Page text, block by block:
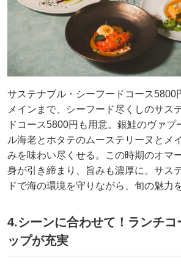
サステナブル・シーフードコース5800
メインまで、シーフード尽くしのサス
ドコース5800円も用意。銀鮭のヴァプ
ル海老とホタテのムーステリーヌとメ
みを味わい尽くせる。この時期のオマ
身が引き締まり、旨みも濃厚に。サス
ドで海の環境を守りながら、旬の魅力
4.シーンに合わせて！ランチコ
ップが充実